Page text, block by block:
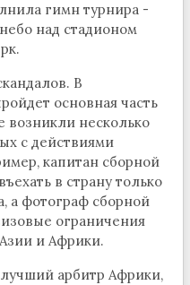
гимн турнира -
над стадионом
В
основная часть
возникли несколько
с действиями
капитан сборной
в страну только
а фотограф сборной
ограничения
и Африки.
арбитр Африки,